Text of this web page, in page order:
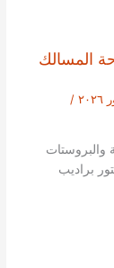
المسالك
/
والبروستات
يعتبر الدكتور براديب